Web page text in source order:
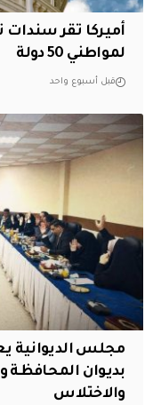
لمواطني 50 دولة
قبل أسبوع واحد
مجلس
بديوان المحافظة
والاختلاس